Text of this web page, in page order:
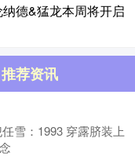
德&猛龙本周将开启
推荐资讯
雪：1993 穿露脐装上